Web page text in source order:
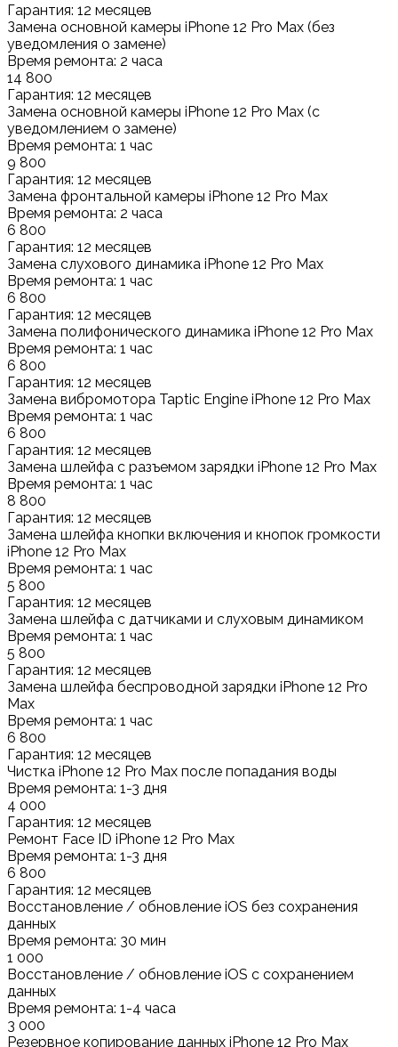
Гарантия: 12 месяцев
Замена основной камеры iPhone 12 Pro Max (без
уведомления о замене)
Время ремонта: 2 часа
14 800
Гарантия: 12 месяцев
Замена основной камеры iPhone 12 Pro Max (с
уведомлением о замене)
Время ремонта: 1 час
9 800
Гарантия: 12 месяцев
Замена фронтальной камеры iPhone 12 Pro Max
Время ремонта: 2 часа
6 800
Гарантия: 12 месяцев
Замена слухового динамика iPhone 12 Pro Max
Время ремонта: 1 час
6 800
Гарантия: 12 месяцев
Замена полифонического динамика iPhone 12 Pro Max
Время ремонта: 1 час
6 800
Гарантия: 12 месяцев
Замена вибромотора Taptic Engine iPhone 12 Pro Max
Время ремонта: 1 час
6 800
Гарантия: 12 месяцев
Замена шлейфа с разъемом зарядки iPhone 12 Pro Max
Время ремонта: 1 час
8 800
Гарантия: 12 месяцев
Замена шлейфа кнопки включения и кнопок громкости
iPhone 12 Pro Max
Время ремонта: 1 час
5 800
Гарантия: 12 месяцев
Замена шлейфа с датчиками и слуховым динамиком
Время ремонта: 1 час
5 800
Гарантия: 12 месяцев
Замена шлейфа беспроводной зарядки iPhone 12 Pro
Max
Время ремонта: 1 час
6 800
Гарантия: 12 месяцев
Чистка iPhone 12 Pro Max после попадания воды
Время ремонта: 1-3 дня
4 000
Гарантия: 12 месяцев
Ремонт Face ID iPhone 12 Pro Max
Время ремонта: 1-3 дня
6 800
Гарантия: 12 месяцев
Восстановление / обновление iOS без сохранения
данных
Время ремонта: 30 мин
1 000
Восстановление / обновление iOS с сохранением
данных
Время ремонта: 1-4 часа
3 000
Резервное копирование данных iPhone 12 Pro Max